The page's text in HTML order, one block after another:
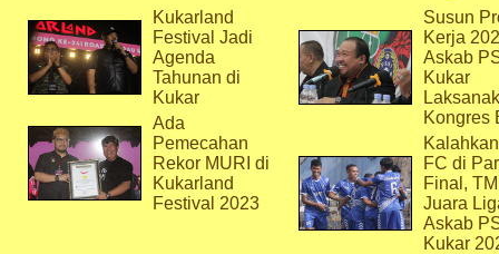
Kukarland
Festival Jadi
Agenda
Tahunan di
Kukar
Ada
Pemecahan
Rekor MURI di
Kukarland
Festival 2023
Susun
Kerja
Askab
Kukar
Kongres
FC di
Final,
Juara
Askab
Kukar